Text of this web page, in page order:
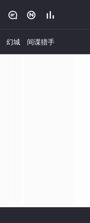
  
幻城 间谍猎手